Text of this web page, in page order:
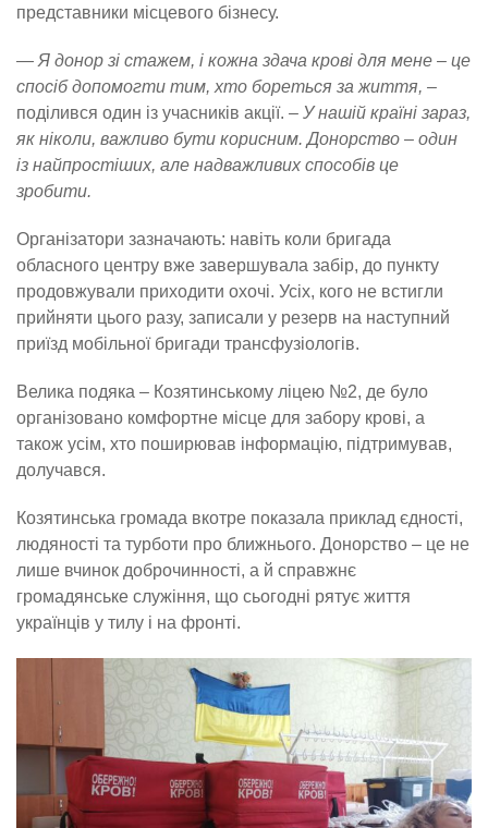
представники місцевого бізнесу.
— Я донор зі стажем, і кожна здача крові для мене – це
спосіб допомогти тим, хто бореться за життя, –
поділився один із учасників акції. – У нашій країні зараз,
як ніколи, важливо бути корисним. Донорство – один
із найпростіших, але надважливих способів це
зробити.
Організатори зазначають: навіть коли бригада
обласного центру вже завершувала забір, до пункту
продовжували приходити охочі. Усіх, кого не встигли
прийняти цього разу, записали у резерв на наступний
приїзд мобільної бригади трансфузіологів.
Велика подяка – Козятинському ліцею №2, де було
організовано комфортне місце для забору крові, а
також усім, хто поширював інформацію, підтримував,
долучався.
Козятинська громада вкотре показала приклад єдності,
людяності та турботи про ближнього. Донорство – це не
лише вчинок доброчинності, а й справжнє
громадянське служіння, що сьогодні рятує життя
українців у тилу і на фронті.